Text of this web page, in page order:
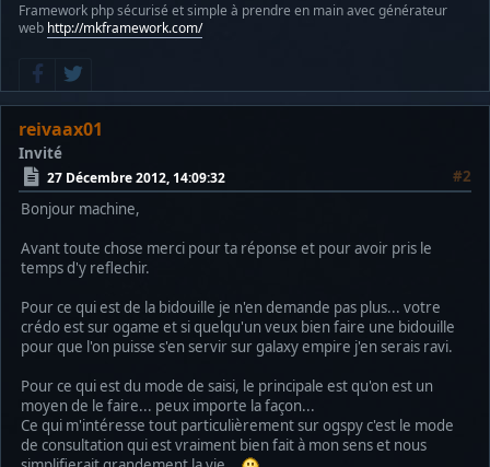
Framework php sécurisé et simple à prendre en main avec générateur
web http://mkframework.com/
reivaax01
Invité
27 Décembre 2012, 14:09:32
#2
Bonjour machine,
Avant toute chose merci pour ta réponse et pour avoir pris le
temps d'y reflechir.
Pour ce qui est de la bidouille je n'en demande pas plus... votre
crédo est sur ogame et si quelqu'un veux bien faire une bidouille
pour que l'on puisse s'en servir sur galaxy empire j'en serais ravi.
Pour ce qui est du mode de saisi, le principale est qu'on est un
moyen de le faire... peux importe la façon...
Ce qui m'intéresse tout particulièrement sur ogspy c'est le mode
de consultation qui est vraiment bien fait à mon sens et nous